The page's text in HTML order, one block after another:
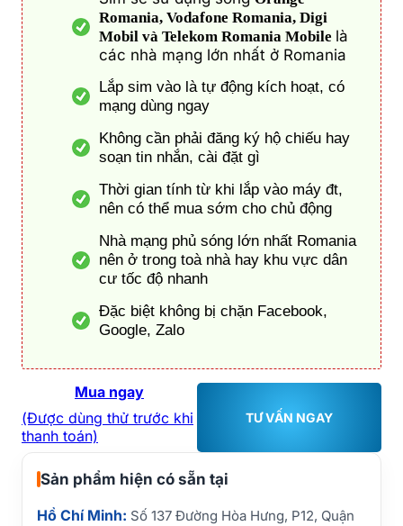
Romania, Vodafone Romania, Digi
Mobil và Telekom Romania Mobile là
các nhà mạng lớn nhất ở Romania
Lắp sim vào là tự động kích hoạt, có
mạng dùng ngay
Không cần phải đăng ký hộ chiếu hay
soạn tin nhắn, cài đặt gì
Thời gian tính từ khi lắp vào máy đt,
nên có thể mua sớm cho chủ động
Nhà mạng phủ sóng lớn nhất Romania
nên ở trong toà nhà hay khu vực dân
cư tốc độ nhanh
Đặc biệt không bị chặn Facebook,
Google, Zalo
Mua ngay
(Được dùng thử trước khi
thanh toán)
TƯ VẤN NGAY
Sản phẩm hiện có sẵn tại
Hồ Chí Minh: Số 137 Đường Hòa Hưng, P12, Quận